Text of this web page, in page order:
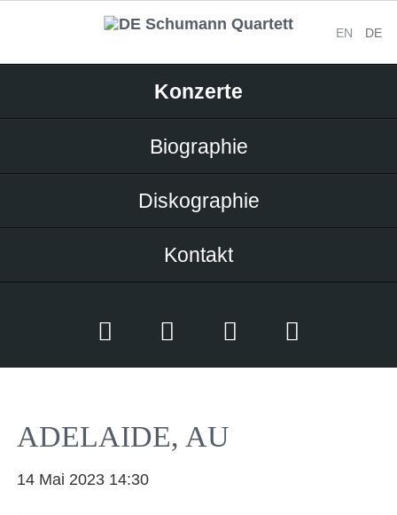
EN DE
Konzerte
Biographie
Diskographie
Kontakt
FacebookYouTubeInstagram
ADELAIDE, AU
14 Mai 2023 14:30